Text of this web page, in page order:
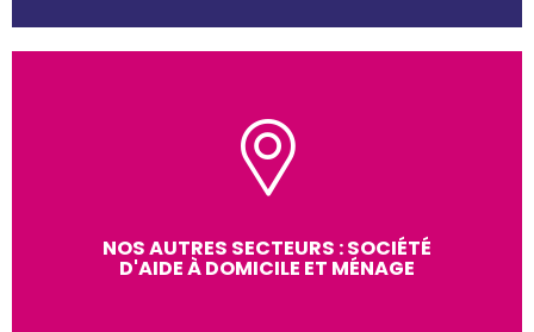
NOS AUTRES SECTEURS : SOCIÉTÉ
D'AIDE À DOMICILE ET MÉNAGE